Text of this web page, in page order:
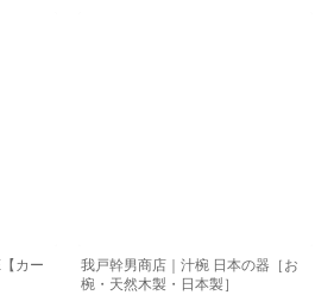
カー
我戸幹男商店｜汁椀 日本の器［お
椀・天然木製・日本製］